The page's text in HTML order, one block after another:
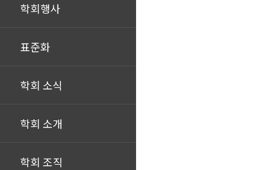
학회행사
표준화
학회 소식
학회 소개
학회 조직